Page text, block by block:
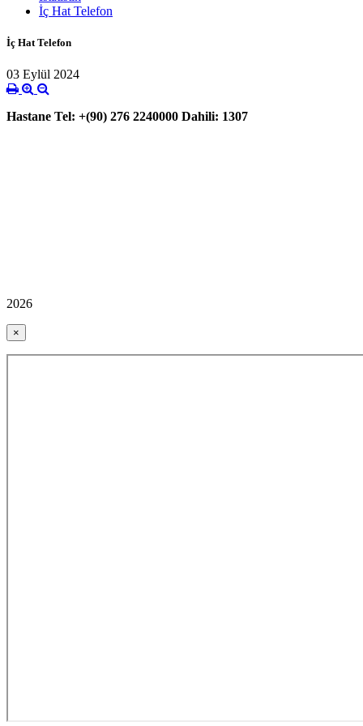
İç Hat Telefon
İç Hat Telefon
03 Eylül 2024
Hastane Tel: +(90) 276 2240000 Dahili: 1307
2026
×